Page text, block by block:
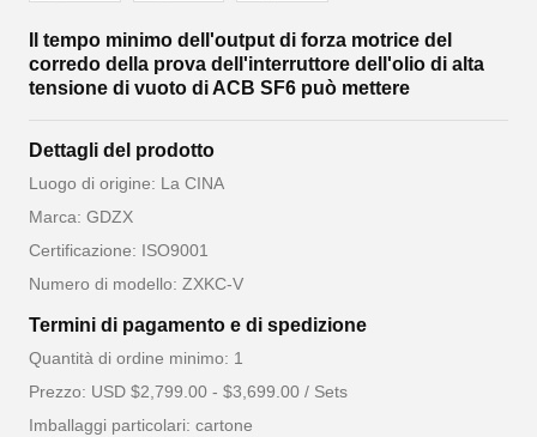
Il tempo minimo dell'output di forza motrice del
corredo della prova dell'interruttore dell'olio di alta
tensione di vuoto di ACB SF6 può mettere
Dettagli del prodotto
Luogo di origine: La CINA
Marca: GDZX
Certificazione: ISO9001
Numero di modello: ZXKC-V
Termini di pagamento e di spedizione
Quantità di ordine minimo: 1
Prezzo: USD $2,799.00 - $3,699.00 / Sets
Imballaggi particolari: cartone